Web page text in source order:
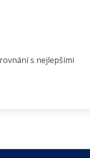
s nejlepšími